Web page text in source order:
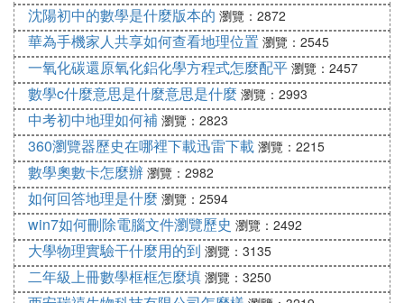
沈陽初中的數學是什麼版本的 瀏覽：2872
華為手機家人共享如何查看地理位置 瀏覽：2545
一氧化碳還原氧化鋁化學方程式怎麼配平 瀏覽：2457
數學c什麼意思是什麼意思是什麼 瀏覽：2993
中考初中地理如何補 瀏覽：2823
360瀏覽器歷史在哪裡下載迅雷下載 瀏覽：2215
數學奧數卡怎麼辦 瀏覽：2982
如何回答地理是什麼 瀏覽：2594
win7如何刪除電腦文件瀏覽歷史 瀏覽：2492
大學物理實驗干什麼用的到 瀏覽：3135
二年級上冊數學框框怎麼填 瀏覽：3250